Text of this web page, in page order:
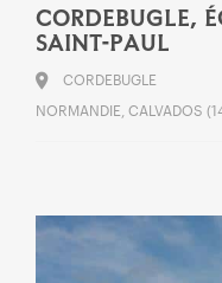
CORDEBUGLE,
SAINT-PAUL
CORDEBUGLE
NORMANDIE, CALVADOS